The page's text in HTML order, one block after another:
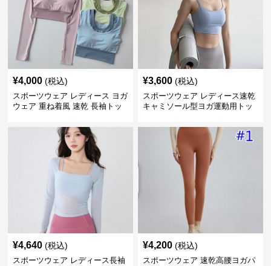
¥4,000 (税込)
スポーツウェア レディース ヨガ
ウェア 重ね着風 速乾 長袖トッ
¥3,600 (税込)
スポーツウェア レディース速乾
キャミソール型ヨガ運動用トッ
¥4,640 (税込)
スポーツウェア レディース長袖
¥4,200 (税込)
スポーツウェア 速乾高腰ヨガパ